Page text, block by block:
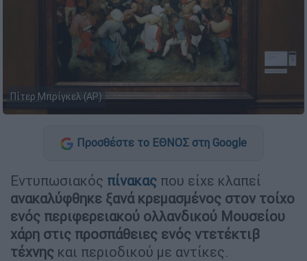
Πίτερ Μπρίγκελ (AP)
Προσθέστε το ΕΘΝΟΣ στη Google
Εντυπωσιακός πίνακας που είχε κλαπεί
ανακαλύφθηκε ξανά κρεμασμένος στον τοίχο
ενός περιφερειακού ολλανδικού Μουσείου
χάρη στις προσπάθειες ενός ντετέκτιβ
τέχνης και περιοδικού με αντίκες.